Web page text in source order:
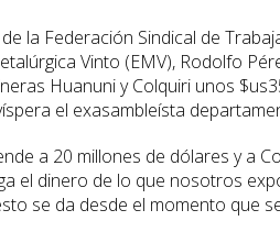
la Federación Sindical de
Vinto (EMV), Rodolfo
Huanuni y Colquiri unos
el exasambleísta
a 20 millones de dólares y a
el dinero de lo que nosotros
se da desde el momento que